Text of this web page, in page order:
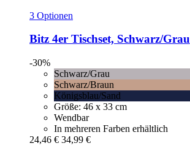
3 Optionen
Bitz 4er Tischset, Schwarz/Grau
-30%
Schwarz/Grau
Schwarz/Braun
Königsblau/Sand
Größe: 46 x 33 cm
Wendbar
In mehreren Farben erhältlich
24,46 € 34,99 €